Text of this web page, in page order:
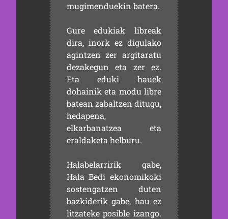
mugimenduekin batera.
Gure edukiak libreak
dira, inork ez digulako
agintzen zer argitaratu
dezakegun eta zer ez.
Eta eduki hauek
dohainik eta modu libre
batean zabaltzen ditugu,
hedapena,
elkarbanatzea eta
eraldaketa helburu.
Halabelarririk gabe,
Hala Bedi ekonomikoki
sostengatzen duten
bazkiderik gabe, hau ez
litzateke posible izango.